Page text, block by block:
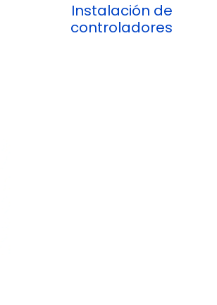
Instalación de
controladores